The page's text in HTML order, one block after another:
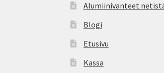
Alumiinivanteet
Blogi
Etusivu
Kassa